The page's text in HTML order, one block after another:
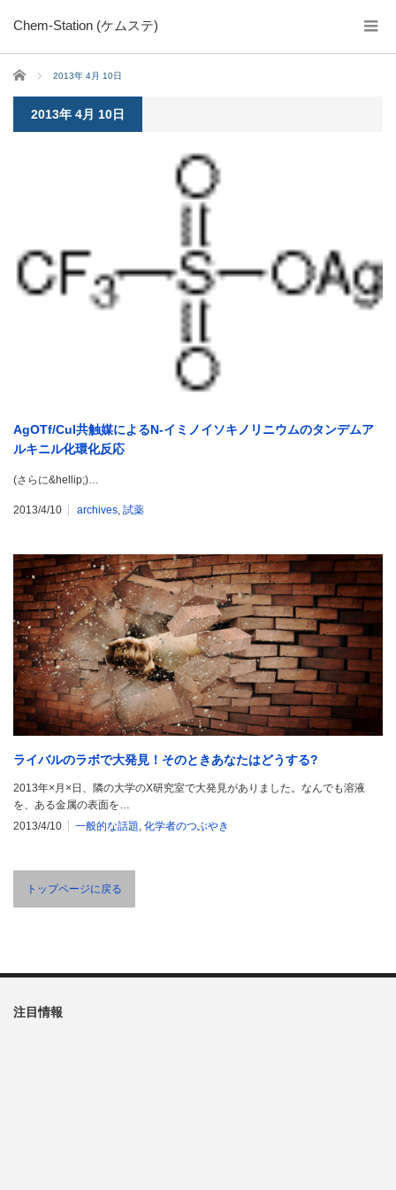
Chem-Station (ケムステ)
ホーム 2013年 4月 10日
2013年 4月 10日
AgOTf/CuI共触媒によるN-イミノイソキノリニウムのタンデムア
ルキニル化環化反応
(さらに&hellip;)…
2013/4/10 archives, 試薬
ライバルのラボで大発見！そのときあなたはどうする?
2013年×月×日、隣の大学のX研究室で大発見がありました。なんでも溶液
を、ある金属の表面を…
2013/4/10
一般的な話題, 化学者のつぶやき
トップページに戻る
注目情報